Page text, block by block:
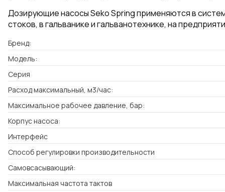
Дозирующие насосы Seko Spring применяются в
стоков, в гальванике и гальванотехнике, на
Бренд:
Модель:
Серия
Расход максимальный, м3/час:
Максимальное рабочее давление, бар:
Корпус насоса:
Интерфейс
Способ регулировки производительности
Самовсасывающий:
Максимальная частота тактов